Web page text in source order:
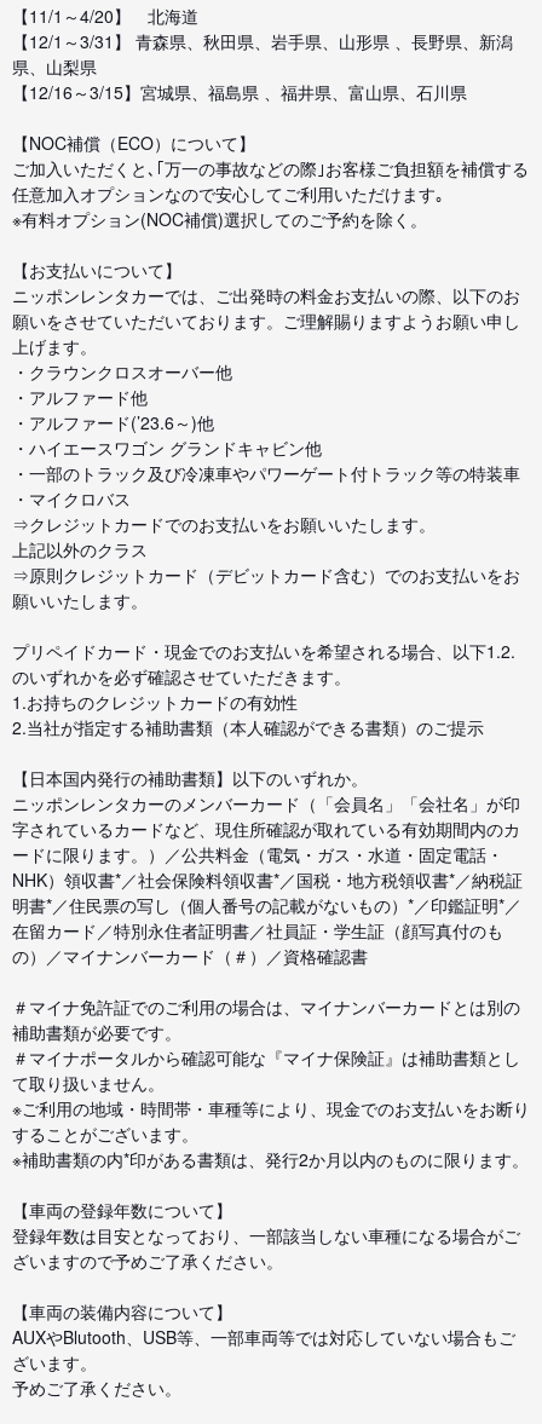
【11/1～4/20】 北海道
【12/1～3/31】 青森県、秋田県、岩手県、山形県 、長野県、新潟
県、山梨県
【12/16～3/15】宮城県、福島県 、福井県、富山県、石川県
【NOC補償（ECO）について】
ご加入いただくと､｢万一の事故などの際｣お客様ご負担額を補償する
任意加入オプションなので安心してご利用いただけます｡
※有料オプション(NOC補償)選択してのご予約を除く。
【お支払いについて】
ニッポンレンタカーでは、ご出発時の料金お支払いの際、以下のお
願いをさせていただいております。ご理解賜りますようお願い申し
上げます。
・クラウンクロスオーバー他
・アルファード他
・アルファード(’23.6～)他
・ハイエースワゴン グランドキャビン他
・一部のトラック及び冷凍車やパワーゲート付トラック等の特装車
・マイクロバス
⇒クレジットカードでのお支払いをお願いいたします。
上記以外のクラス
⇒原則クレジットカード（デビットカード含む）でのお支払いをお
願いいたします。
プリペイドカード・現金でのお支払いを希望される場合、以下1.2.
のいずれかを必ず確認させていただきます。
1.お持ちのクレジットカードの有効性
2.当社が指定する補助書類（本人確認ができる書類）のご提示
【日本国内発行の補助書類】以下のいずれか。
ニッポンレンタカーのメンバーカード（「会員名」「会社名」が印
字されているカードなど、現住所確認が取れている有効期間内のカ
ードに限ります。）／公共料金（電気・ガス・水道・固定電話・
NHK）領収書*／社会保険料領収書*／国税・地方税領収書*／納税証
明書*／住民票の写し（個人番号の記載がないもの）*／印鑑証明*／
在留カード／特別永住者証明書／社員証・学生証（顔写真付のも
の）／マイナンバーカード（＃）／資格確認書
＃マイナ免許証でのご利用の場合は、マイナンバーカードとは別の
補助書類が必要です。
＃マイナポータルから確認可能な『マイナ保険証』は補助書類とし
て取り扱いません。
※ご利用の地域・時間帯・車種等により、現金でのお支払いをお断り
することがございます。
※補助書類の内*印がある書類は、発行2か月以内のものに限ります。
【車両の登録年数について】
登録年数は目安となっており、一部該当しない車種になる場合がご
ざいますので予めご了承ください。
【車両の装備内容について】
AUXやBlutooth、USB等、一部車両等では対応していない場合もご
ざいます。
予めご了承ください。